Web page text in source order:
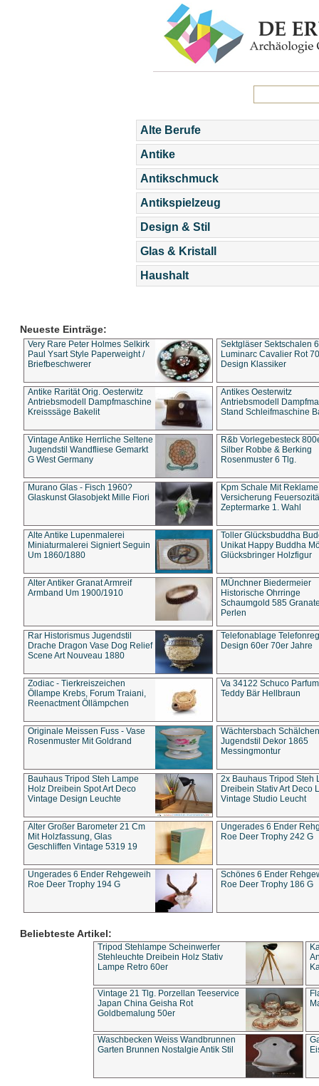
Alte Berufe
Antike
Antikschmuck
Antikspielzeug
Design & Stil
Glas & Kristall
Haushalt
Neueste Einträge:
Very Rare Peter Holmes Selkirk
Paul Ysart Style Paperweight /
Briefbeschwerer
Sektgläser Sektschalen
Luminarc Cavalier Rot
Design Klassiker
Antike Rarität Orig. Oesterwitz
Antriebsmodell Dampfmaschine
Kreisssäge Bakelit
Antikes Oesterwitz
Antriebsmodell
Stand Schleifmaschine
Vintage Antike Herrliche Seltene
Jugendstil Wandfliese Gemarkt
G West Germany
R&b Vorlegebesteck
Silber Robbe & Berking
Rosenmuster 6 Tlg.
Murano Glas - Fisch 1960?
Glaskunst Glasobjekt Mille Fiori
Kpm Schale Mit Reklame
Versicherung
Zeptermarke 1. Wahl
Alte Antike Lupenmalerei
Miniaturmalerei Signiert Seguin
Um 1860/1880
Toller Glücksbuddha
Unikat Happy Buddha
Glücksbringer Holzfigur
Alter Antiker Granat Armreif
Armband Um 1900/1910
MÜnchner Biedermeier
Historische Ohrringe
Schaumgold 585
Perlen
Rar Historismus Jugendstil
Drache Dragon Vase Dog Relief
Scene Art Nouveau 1880
Telefonablage
Design 60er 70er Jahre
Zodiac - Tierkreiszeichen
Öllampe Krebs, Forum Traiani,
Reenactment Öllämpchen
Va 34122 Schuco
Teddy Bär Hellbraun
Originale Meissen Fuss - Vase
Rosenmuster Mit Goldrand
Wächtersbach Schälchen
Jugendstil Dekor 1865
Messingmontur
Bauhaus Tripod Steh Lampe
Holz Dreibein Spot Art Deco
Vintage Design Leuchte
2x Bauhaus Tripod Steh
Dreibein Stativ Art Deco
Vintage Studio Leucht
Alter Großer Barometer 21 Cm
Mit Holzfassung, Glas
Geschliffen Vintage 5319 19
Ungerades 6 Ender
Roe Deer Trophy 242 G
Ungerades 6 Ender Rehgeweih
Roe Deer Trophy 194 G
Schönes 6 Ender
Roe Deer Trophy 186 G
Beliebteste Artikel:
Tripod Stehlampe Scheinwerfer
Stehleuchte Dreibein Holz Stativ
Lampe Retro 60er
Vintage 21 Tlg. Porzellan Teeservice
Japan China Geisha Rot
Goldbemalung 50er
Waschbecken Weiss Wandbrunnen
Garten Brunnen Nostalgie Antik Stil